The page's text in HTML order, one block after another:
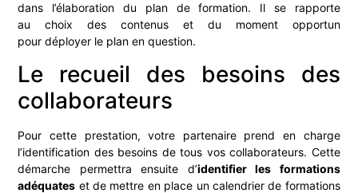
dans l’élaboration du plan de formation. Il se rapporte
au choix des contenus et du moment opportun
pour déployer le plan en question.
Le recueil des besoins des
collaborateurs
Pour cette prestation, votre partenaire prend en charge
l’identification des besoins de tous vos collaborateurs. Cette
démarche permettra ensuite d’identifier les formations
adéquates et de mettre en place un calendrier de formations